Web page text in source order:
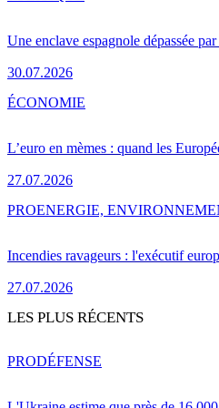
Une enclave espagnole dépassée
30.07.2026
L’euro en mèmes : quand les
27.07.2026
ÉCONOMIE
Incendies ravageurs : l'exécutif
27.07.2026
PROENERGIE,
LES PLUS RÉCENTS
PRODÉFENSE